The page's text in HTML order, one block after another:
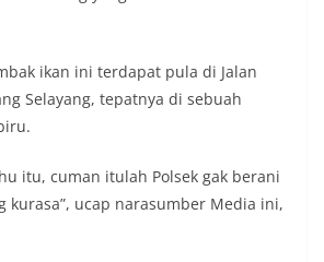
ikan ini terdapat pula di Jalan
Selayang, tepatnya di sebuah
itu, cuman itulah Polsek gak berani
kurasa”, ucap narasumber Media ini,